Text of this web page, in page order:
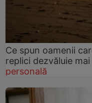
Ce spun oamenii
replici dezvăluie
personală